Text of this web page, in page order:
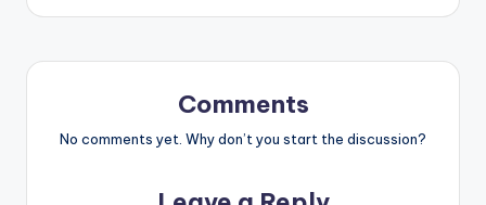
Comments
No comments yet. Why don’t you start the discussion?